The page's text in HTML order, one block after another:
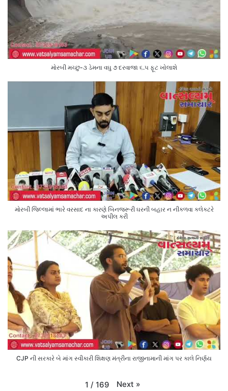
મોરબી મચ્છુ-૩ ડેમના વઘુ ૭ દરવાજા ૬.૫ ફૂટ ખોલાશે
મોરબી જિલ્લામાં ભારે વરસાદ ના કારણે બિનજરૂરી ઘરની બહાર ન નીકળવા કલેક્ટરે
અપીલ કરી
CJP ની સરકારે બે માંગ સ્વીકારી શિક્ષણ મંત્રીના રાજીનામાની માંગ પર કાલે નિર્ણય
1 / 169 Next »